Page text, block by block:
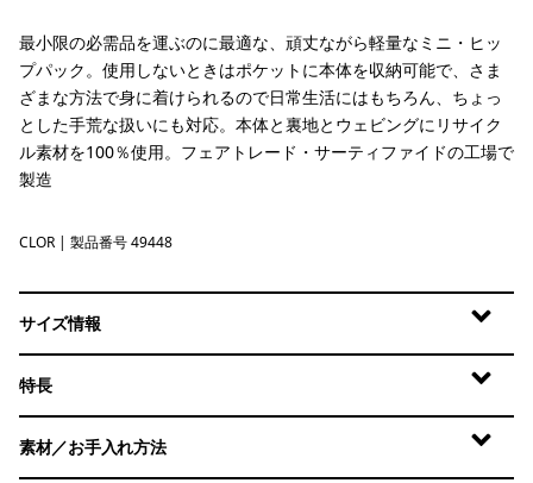
最小限の必需品を運ぶのに最適な、頑丈ながら軽量なミニ・ヒッ
プパック。使用しないときはポケットに本体を収納可能で、さま
ざまな方法で身に着けられるので日常生活にはもちろん、ちょっ
とした手荒な扱いにも対応。本体と裏地とウェビングにリサイク
ル素材を100％使用。フェアトレード・サーティファイドの工場で
製造
Coal Orange
CLOR | 製品番号 49448
サイズ情報
特長
素材／お手入れ方法